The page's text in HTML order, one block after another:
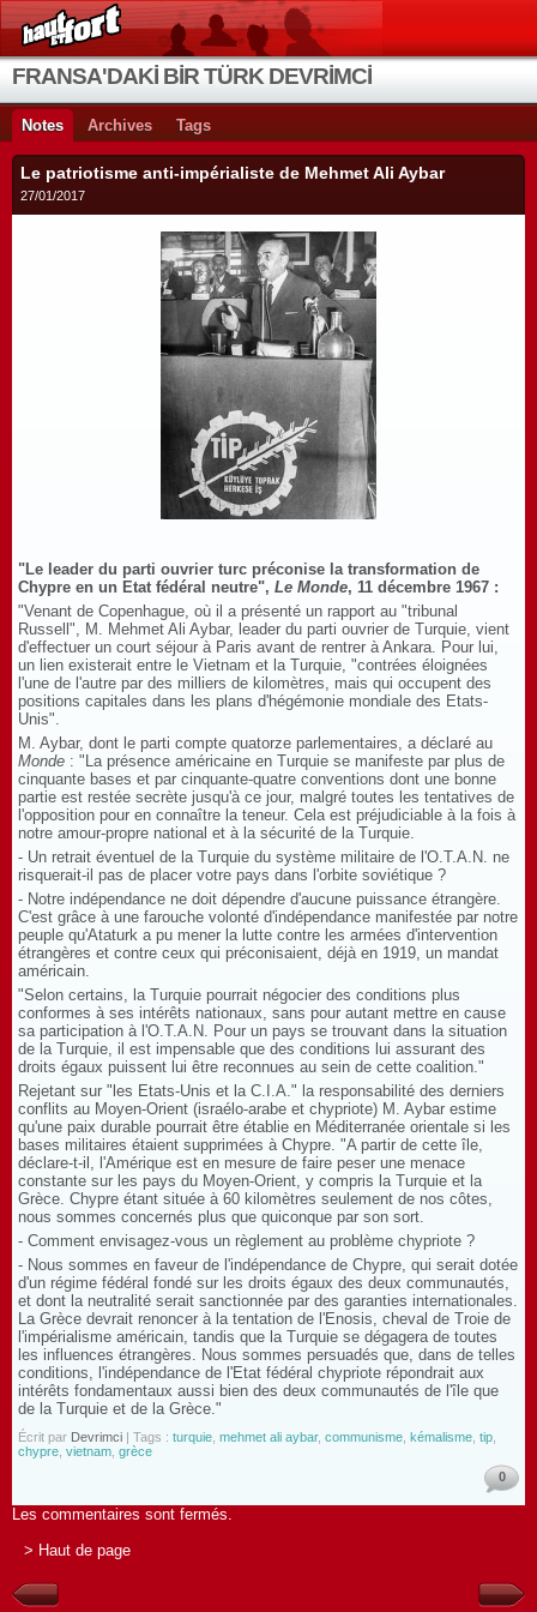
FRANSA'DAKİ BİR TÜRK DEVRİMCİ
Notes Archives Tags
Le patriotisme anti-impérialiste de Mehmet Ali Aybar
27/01/2017
"Le leader du parti ouvrier turc préconise la transformation de
Chypre en un Etat fédéral neutre", Le Monde, 11 décembre 1967 :
"Venant de Copenhague, où il a présenté un rapport au "tribunal
Russell", M. Mehmet Ali Aybar, leader du parti ouvrier de Turquie, vient
d'effectuer un court séjour à Paris avant de rentrer à Ankara. Pour lui,
un lien existerait entre le Vietnam et la Turquie, "contrées éloignées
l'une de l'autre par des milliers de kilomètres, mais qui occupent des
positions capitales dans les plans d'hégémonie mondiale des Etats-
Unis".
M. Aybar, dont le parti compte quatorze parlementaires, a déclaré au
Monde : "La présence américaine en Turquie se manifeste par plus de
cinquante bases et par cinquante-quatre conventions dont une bonne
partie est restée secrète jusqu'à ce jour, malgré toutes les tentatives de
l'opposition pour en connaître la teneur. Cela est préjudiciable à la fois à
notre amour-propre national et à la sécurité de la Turquie.
- Un retrait éventuel de la Turquie du système militaire de l'O.T.A.N. ne
risquerait-il pas de placer votre pays dans l'orbite soviétique ?
- Notre indépendance ne doit dépendre d'aucune puissance étrangère.
C'est grâce à une farouche volonté d'indépendance manifestée par notre
peuple qu'Ataturk a pu mener la lutte contre les armées d'intervention
étrangères et contre ceux qui préconisaient, déjà en 1919, un mandat
américain.
"Selon certains, la Turquie pourrait négocier des conditions plus
conformes à ses intérêts nationaux, sans pour autant mettre en cause
sa participation à l'O.T.A.N. Pour un pays se trouvant dans la situation
de la Turquie, il est impensable que des conditions lui assurant des
droits égaux puissent lui être reconnues au sein de cette coalition."
Rejetant sur "les Etats-Unis et la C.I.A." la responsabilité des derniers
conflits au Moyen-Orient (israélo-arabe et chypriote) M. Aybar estime
qu'une paix durable pourrait être établie en Méditerranée orientale si les
bases militaires étaient supprimées à Chypre. "A partir de cette île,
déclare-t-il, l'Amérique est en mesure de faire peser une menace
constante sur les pays du Moyen-Orient, y compris la Turquie et la
Grèce. Chypre étant située à 60 kilomètres seulement de nos côtes,
nous sommes concernés plus que quiconque par son sort.
- Comment envisagez-vous un règlement au problème chypriote ?
- Nous sommes en faveur de l'indépendance de Chypre, qui serait dotée
d'un régime fédéral fondé sur les droits égaux des deux communautés,
et dont la neutralité serait sanctionnée par des garanties internationales.
La Grèce devrait renoncer à la tentation de l'Enosis, cheval de Troie de
l'impérialisme américain, tandis que la Turquie se dégagera de toutes
les influences étrangères. Nous sommes persuadés que, dans de telles
conditions, l'indépendance de l'Etat fédéral chypriote répondrait aux
intérêts fondamentaux aussi bien des deux communautés de l'île que
de la Turquie et de la Grèce."
Écrit par Devrimci | Tags : turquie mehmet ali aybar, communisme kémalisme tip
chypre vietnam grèce
0
Les commentaires sont fermés.
> Haut de page